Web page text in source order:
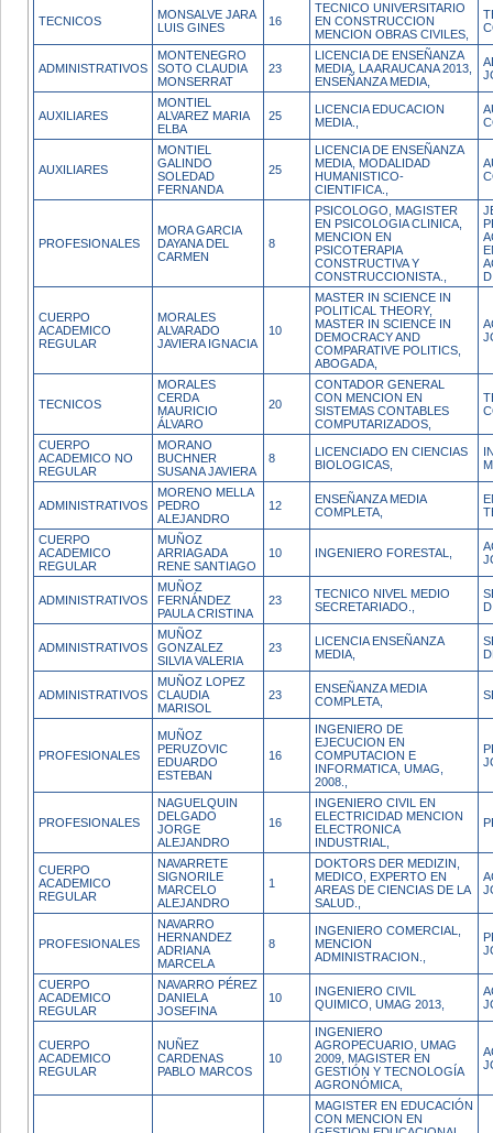
TECNICOS
MONSALVE JARA
LUIS GINES
16
TECNICO UNIVERSITARIO
EN CONSTRUCCION
MENCION OBRAS CIVILES,
ADMINISTRATIVOS
MONTENEGRO
SOTO CLAUDIA
MONSERRAT
23
LICENCIA DE ENSEÑANZA
MEDIA, LA ARAUCANA 2013,
ENSEÑANZA MEDIA,
AUXILIARES
MONTIEL
ALVAREZ MARIA
ELBA
25
LICENCIA EDUCACION
MEDIA.,
AUXILIARES
MONTIEL
GALINDO
SOLEDAD
FERNANDA
25
LICENCIA DE ENSEÑANZA
MEDIA, MODALIDAD
HUMANISTICO-
CIENTIFICA.,
PROFESIONALES
MORA GARCIA
DAYANA DEL
CARMEN
8
PSICOLOGO, MAGISTER
EN PSICOLOGIA CLINICA,
MENCION EN
PSICOTERAPIA
CONSTRUCTIVA Y
CONSTRUCCIONISTA.,
CUERPO
ACADEMICO
REGULAR
MORALES
ALVARADO
JAVIERA IGNACIA
10
MASTER IN SCIENCE IN
POLITICAL THEORY,
MASTER IN SCIENCE IN
DEMOCRACY AND
COMPARATIVE POLITICS,
ABOGADA,
TECNICOS
MORALES
CERDA
MAURICIO
ÁLVARO
20
CONTADOR GENERAL
CON MENCION EN
SISTEMAS CONTABLES
COMPUTARIZADOS,
CUERPO
ACADEMICO NO
REGULAR
MORANO
BUCHNER
SUSANA JAVIERA
8
LICENCIADO EN CIENCIAS
BIOLOGICAS,
ADMINISTRATIVOS
MORENO MELLA
PEDRO
ALEJANDRO
12
ENSEÑANZA MEDIA
COMPLETA,
CUERPO
ACADEMICO
REGULAR
MUÑOZ
ARRIAGADA
RENE SANTIAGO
10 INGENIERO FORESTAL,
ADMINISTRATIVOS
MUÑOZ
FERNÁNDEZ
PAULA CRISTINA
23
TECNICO NIVEL MEDIO
SECRETARIADO.,
ADMINISTRATIVOS
MUÑOZ
GONZALEZ
SILVIA VALERIA
23
LICENCIA ENSEÑANZA
MEDIA,
ADMINISTRATIVOS
MUÑOZ LOPEZ
CLAUDIA
MARISOL
23
ENSEÑANZA MEDIA
COMPLETA,
PROFESIONALES
MUÑOZ
PERUZOVIC
EDUARDO
ESTEBAN
16
INGENIERO DE
EJECUCION EN
COMPUTACION E
INFORMATICA, UMAG,
2008.,
PROFESIONALES
NAGUELQUIN
DELGADO
JORGE
ALEJANDRO
16
INGENIERO CIVIL EN
ELECTRICIDAD MENCION
ELECTRONICA
INDUSTRIAL,
CUERPO
ACADEMICO
REGULAR
NAVARRETE
SIGNORILE
MARCELO
ALEJANDRO
1
DOKTORS DER MEDIZIN,
MEDICO, EXPERTO EN
AREAS DE CIENCIAS DE LA
SALUD.,
PROFESIONALES
NAVARRO
HERNANDEZ
ADRIANA
MARCELA
8
INGENIERO COMERCIAL,
MENCION
ADMINISTRACION.,
CUERPO
ACADEMICO
REGULAR
NAVARRO PÉREZ
DANIELA
JOSEFINA
10
INGENIERO CIVIL
QUIMICO, UMAG 2013,
CUERPO
ACADEMICO
REGULAR
NUÑEZ
CARDENAS
PABLO MARCOS
10
INGENIERO
AGROPECUARIO, UMAG
2009, MAGISTER EN
GESTIÓN Y TECNOLOGÍA
AGRONÓMICA,
MAGISTER EN EDUCACIÓN
CON MENCION EN